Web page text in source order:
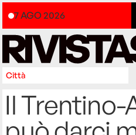
7 AGO 2026
Città
Il Trentino-